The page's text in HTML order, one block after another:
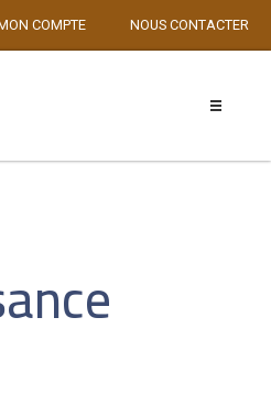
COMPTE NOUS CONTACTER